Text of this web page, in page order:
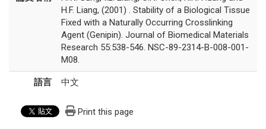
H.F. Liang, (2001) . Stability of a Biological Tissue
Fixed with a Naturally Occurring Crosslinking
Agent (Genipin). Journal of Biomedical Materials
Research 55:538-546. NSC-89-2314-B-008-001-
M08.
語言 中文
Print this page